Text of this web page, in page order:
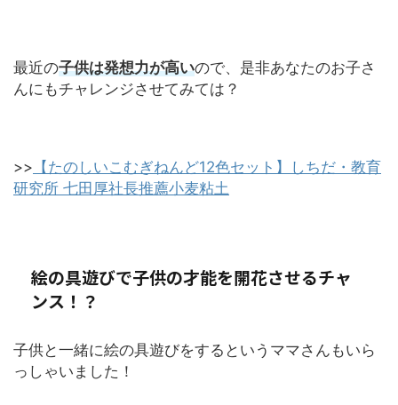
最近の子供は発想力が高いので、是非あなたのお子さ
んにもチャレンジさせてみては？
>> 【たのしいこむぎねんど12色セット】しちだ・教育
研究所 七田厚社長推薦小麦粘土
絵の具遊びで子供の才能を開花させるチャ
ンス！？
子供と一緒に絵の具遊びをするというママさんもいら
っしゃいました！